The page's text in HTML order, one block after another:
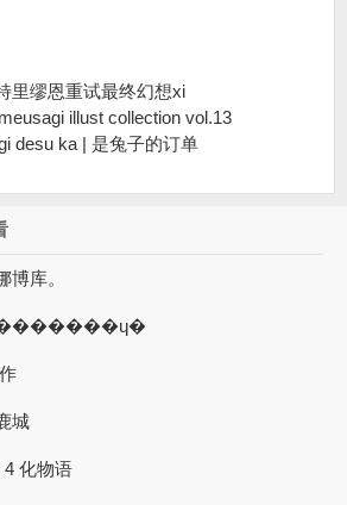
里缪恩重试最终幻想xi
illust collection vol.13
desu ka | 是兔子的订单
博库。
城
4 化物语